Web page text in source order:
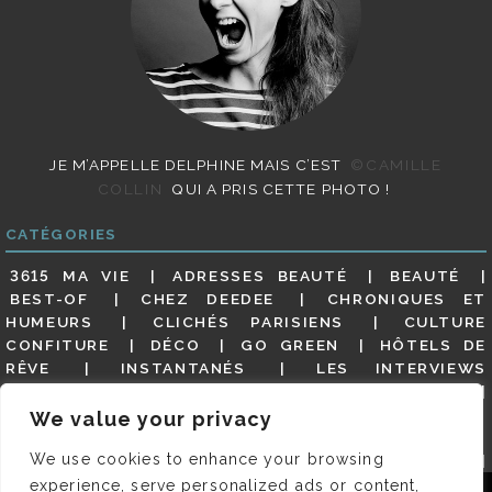
We value your privacy
We use cookies to enhance your browsing
experience, serve personalized ads or content,
JE M’APPELLE DELPHINE MAIS C’EST
©CAMILLE
COLLIN
QUI A PRIS CETTE PHOTO !
CATÉGORIES
3615 MA VIE ADRESSES BEAUTÉ
BEAUTÉ
BEST-OF
CHEZ DEEDEE
CHRONIQUES ET
HUMEURS
CLICHÉS PARISIENS
CULTURE
CONFITURE
DÉCO GO GREEN
HÔTELS DE
RÊVE
INSTANTANÉS
LES INTERVIEWS
MES ADRESSES
MODE NON CLASSÉ
GUIDE
PARIS EN PHOTOS
RESTAURANTS
REVUE DE PRESSE DÉTAILLÉE, SIOU PLAIT